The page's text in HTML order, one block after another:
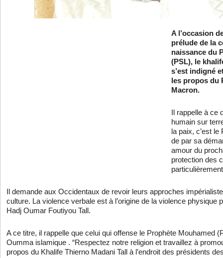
A l’occasion
prélude de la
naissance du
(PSL), le
s’est indigné
les propos du
Macron.
Il rappelle à ce
humain sur
la paix, c’est
de par sa
amour du
protection des
Il demande aux Occidentaux de revoir leurs approches
culture. La violence verbale est à l’origine de la violence physique
Hadj Oumar Foutiyou Tall.
A ce titre, il rappelle que celui qui offense le Prophète Mouhamed
Oumma islamique . “Respectez notre religion et travaillez à
propos du Khalife Thierno Madani Tall à l’endroit des présidents